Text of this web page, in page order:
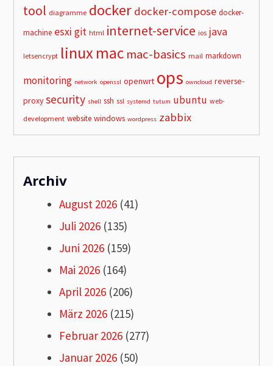
tool diagramme docker docker-compose docker-
machine esxi git html internet-service ios java
letsencrypt linuxmac mac-basics mail markdown
monitoring network openssl openwrt ops owncloud reverse-
proxy security shell ssh ssl systemd tutum ubuntu web-
development website windows wordpress zabbix
Archiv
August 2026 (41)
Juli 2026 (135)
Juni 2026 (159)
Mai 2026 (164)
April 2026 (206)
März 2026 (215)
Februar 2026 (277)
Januar 2026 (50)